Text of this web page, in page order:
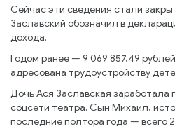
Сейчас эти сведения стали
Заславский обозначил в
дохода.
Годом ранее — 9 069 857,49
адресована трудоустройству
Дочь Ася Заславская заработала
соцсети театра. Сын Михаил,
последние полтора года — всего